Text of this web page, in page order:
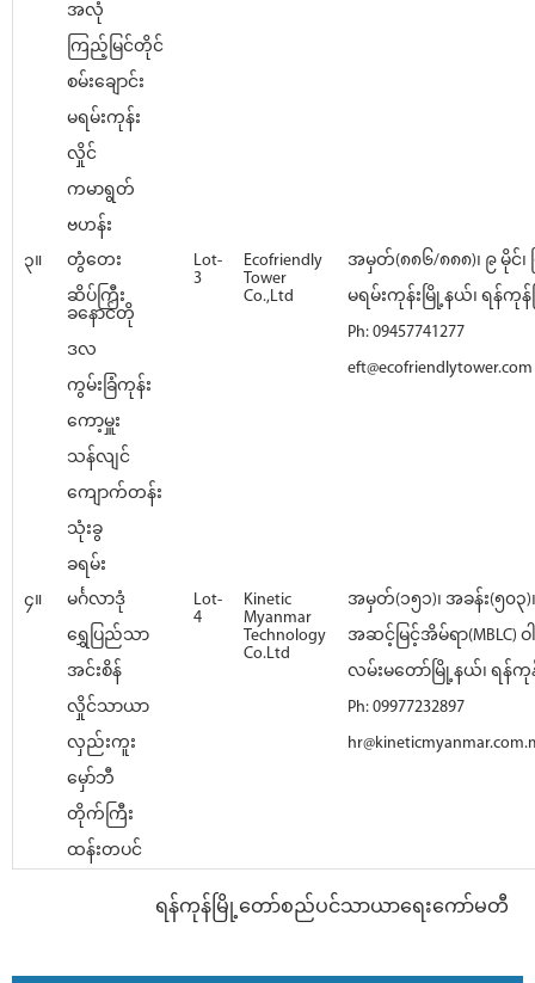
အလုံ
ကြည့်မြင်တိုင်
စမ်းချောင်း
မရမ်းကုန်း
လှိုင်
ကမာရွတ်
ဗဟန်း
၃။
တွံတေး
ဆိပ်ကြီး
ခနောင်တို
ဒလ
ကွမ်းခြံကုန်း
ကော့မှူး
သန်လျင်
ကျောက်တန်း
သုံးခွ
ခရမ်း
Lot-
3
Ecofriendly
Tower
Co.,Ltd
အမှတ်(၈၈၆/၈၈၈)၊ ၉ မိုင်၊
မရမ်းကုန်းမြို့နယ်၊ ရန်ကုန်
Ph: 09457741277
eft@ecofriendlytower.com
၄။
မင်္ဂလာဒုံ
ရွှေပြည်သာ
အင်းစိန်
လှိုင်သာယာ
လှည်းကူး
မှော်ဘီ
တိုက်ကြီး
ထန်းတပင်
Lot-
4
Kinetic
Myanmar
Technology
Co.Ltd
အမှတ်(၁၅၁)၊ အခန်း(၅၀
အဆင့်မြင့်အိမ်ရာ(MBLC) ဝ
လမ်းမတော်မြို့နယ်၊ ရန်ကု
Ph: 09977232897
ရန်ကုန်မြို့တော်စည်ပင်သာယာရေးကော်မတီ